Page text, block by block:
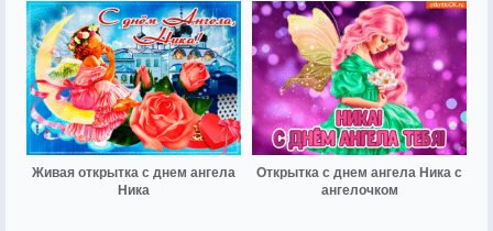
Живая открытка с днем ангела
Ника
Открытка с днем ангела Ника с
ангелочком